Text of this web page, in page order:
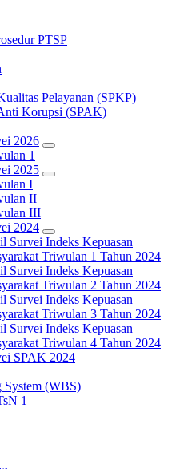
PTSP
Pelayanan (SPKP)
Korupsi (SPAK)
2026
1
2025
I
II
III
2024
Survei Indeks Kepuasan
Triwulan 1 Tahun 2024
Survei Indeks Kepuasan
Triwulan 2 Tahun 2024
Survei Indeks Kepuasan
Triwulan 3 Tahun 2024
Survei Indeks Kepuasan
Triwulan 4 Tahun 2024
SPAK 2024
(WBS)
1